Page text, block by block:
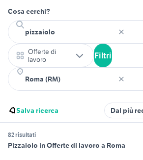
Cosa cerchi?
Offerte di
lavoro
Filtri
Salva ricerca Dal più
82 risultati
Pizzaiolo in Offerte di lavoro a Roma